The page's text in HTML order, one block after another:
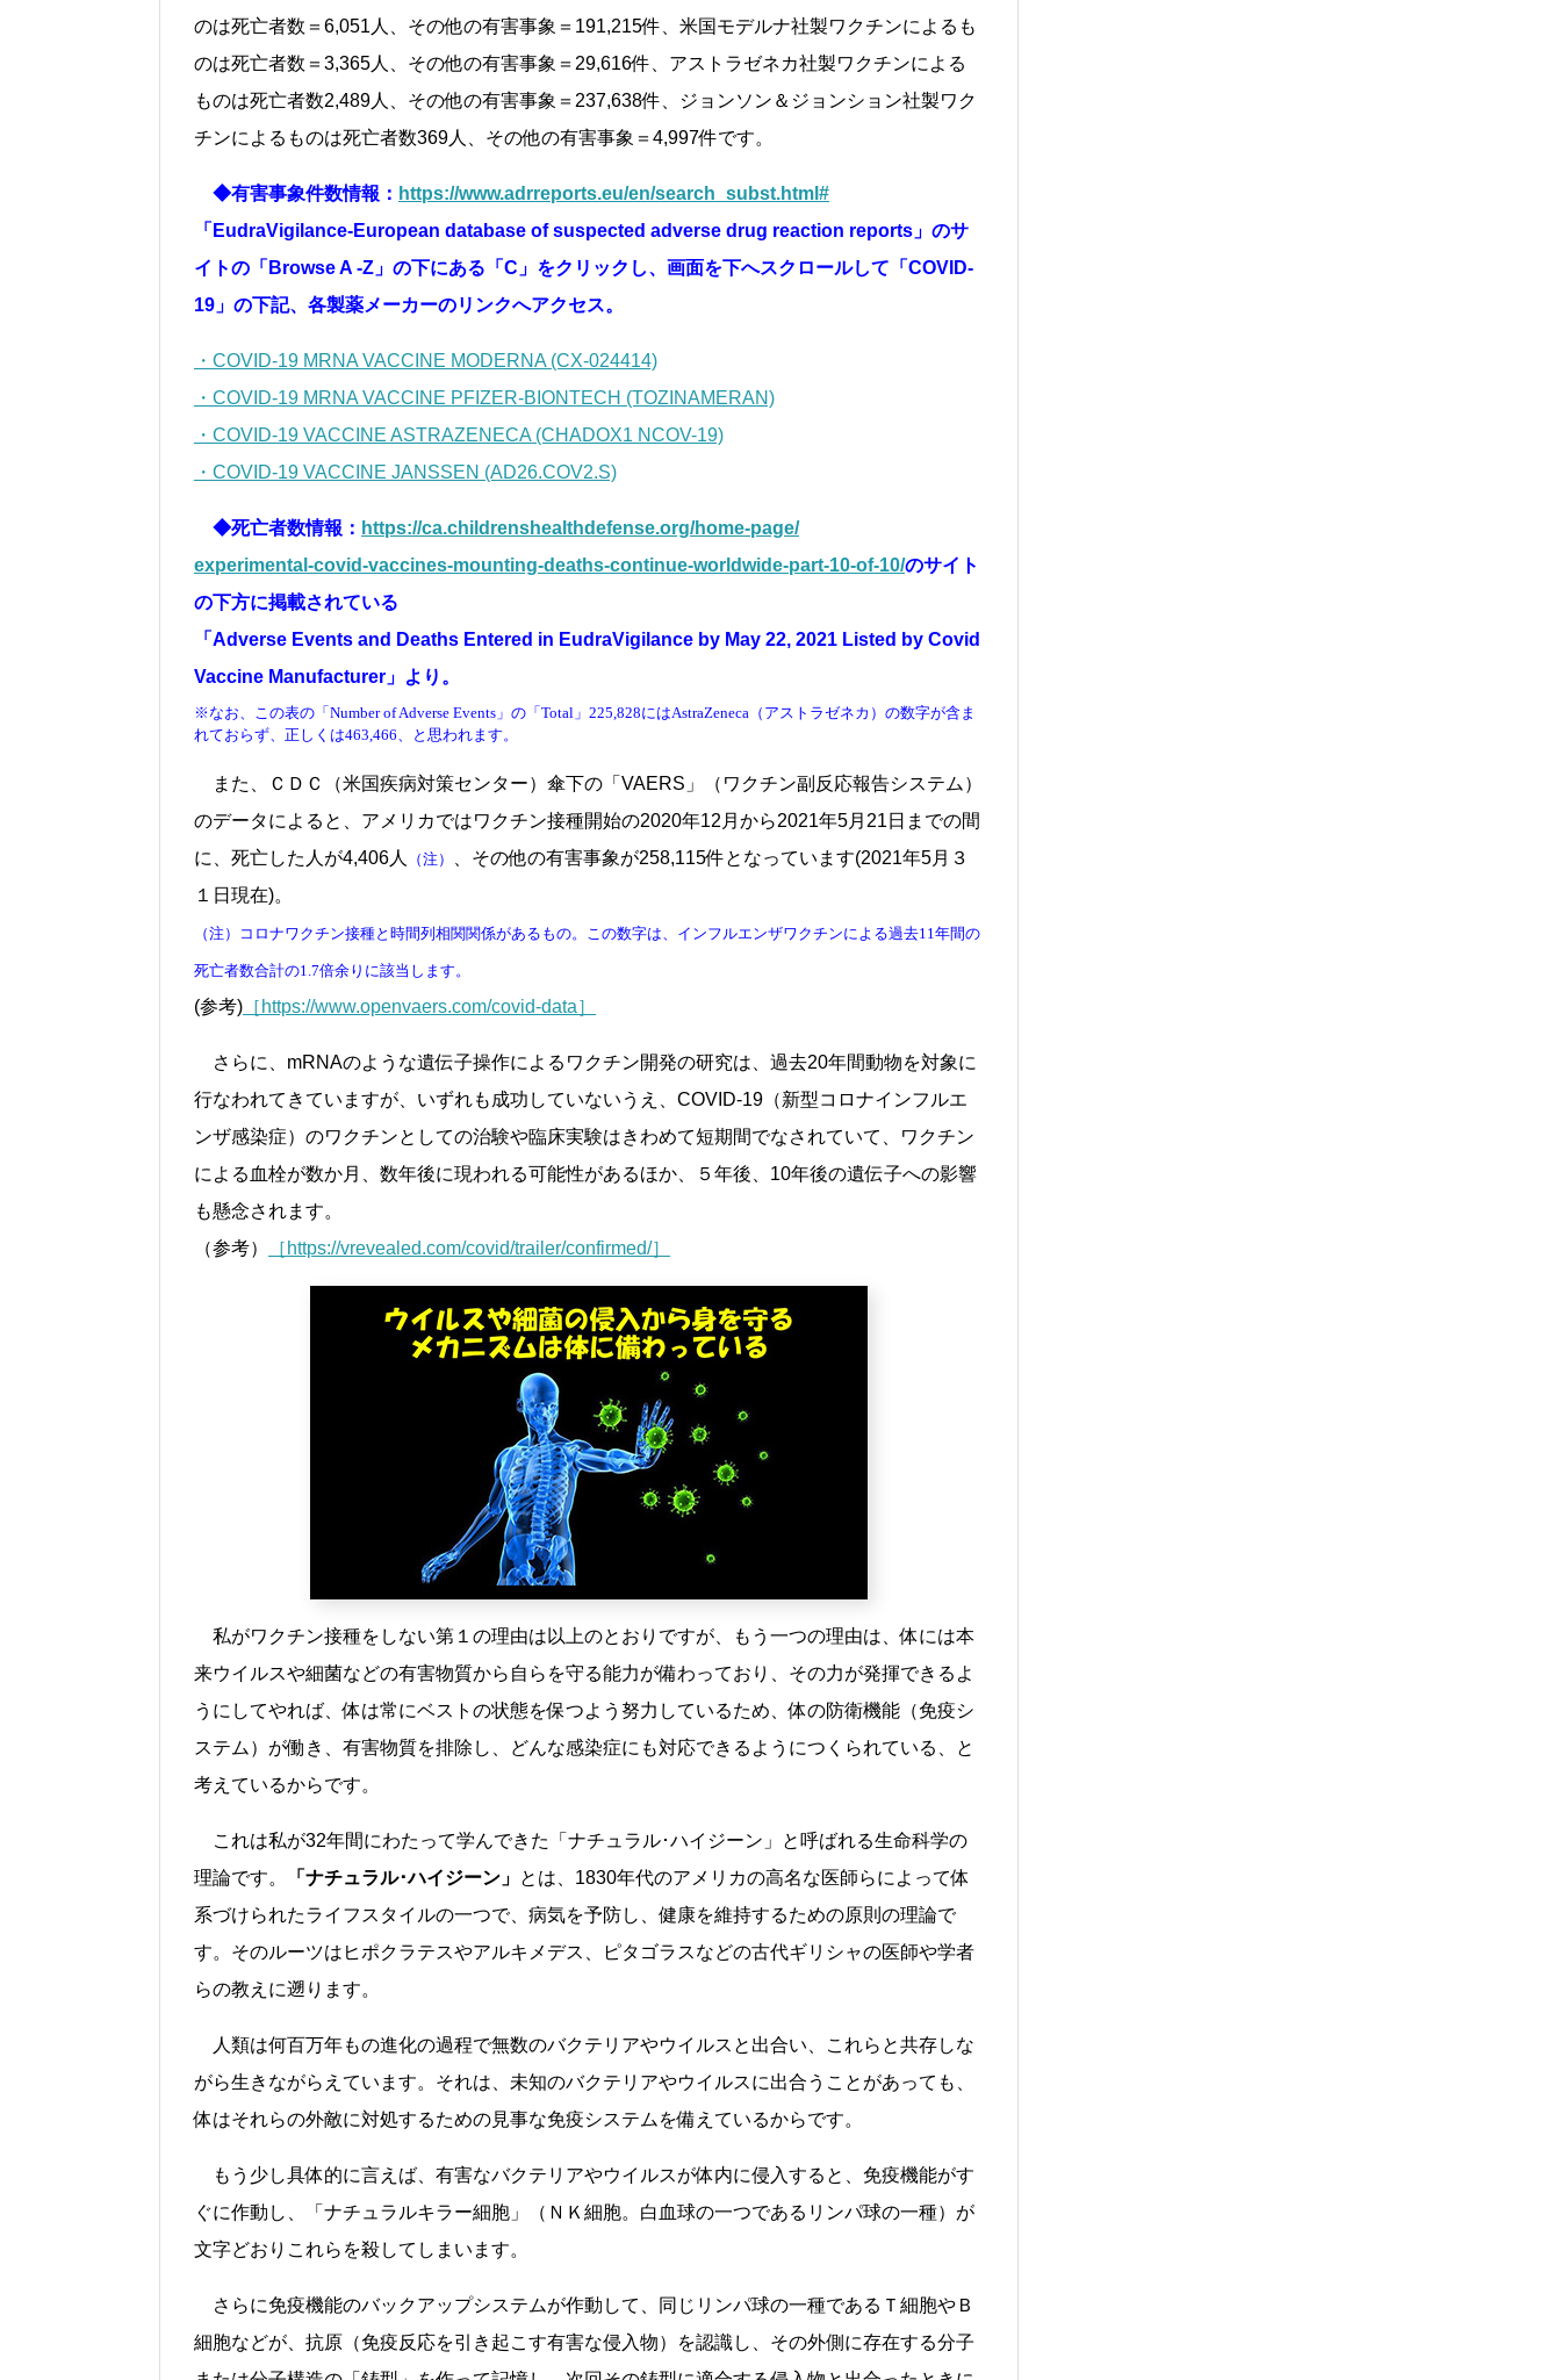
のは死亡者数＝6,051人、その他の有害事象＝191,215件、米国モデルナ社製ワクチンによるも
のは死亡者数＝3,365人、その他の有害事象＝29,616件、アストラゼネカ社製ワクチンによる
ものは死亡者数2,489人、その他の有害事象＝237,638件、ジョンソン＆ジョンション社製ワク
チンによるものは死亡者数369人、その他の有害事象＝4,997件です。
◆有害事象件数情報： https://www.adrreports.eu/en/search_subst.html#
「EudraVigilance-European database of suspected adverse drug reaction reports」のサ
イトの「Browse A -Z」の下にある「C」をクリックし、画面を下へスクロールして「COVID-
19」の下記、各製薬メーカーのリンクへアクセス。
・COVID-19 MRNA VACCINE MODERNA (CX-024414)
・COVID-19 MRNA VACCINE PFIZER-BIONTECH (TOZINAMERAN)
・COVID-19 VACCINE ASTRAZENECA (CHADOX1 NCOV-19)
・COVID-19 VACCINE JANSSEN (AD26.COV2.S)
◆死亡者数情報： https://ca.childrenshealthdefense.org/home-page/
experimental-covid-vaccines-mounting-deaths-continue-worldwide-part-10-of-10/のサイト
の下方に掲載されている
「Adverse Events and Deaths Entered in EudraVigilance by May 22, 2021 Listed by Covid
Vaccine Manufacturer」より。
※なお、この表の「Number of Adverse Events」の「Total」225,828にはAstraZeneca（アストラゼネカ）の数字が含ま
れておらず、正しくは463,466、と思われます。
また、ＣＤＣ（米国疾病対策センター）傘下の「VAERS」（ワクチン副反応報告システム）
のデータによると、アメリカではワクチン接種開始の2020年12月から2021年5月21日までの間
に、死亡した人が4,406人
（注）
、その他の有害事象が258,115件となっています(2021年5月３
１日現在)。
（注）コロナワクチン接種と時間列相関関係があるもの。この数字は、インフルエンザワクチンによる過去11年間の
死亡者数合計の1.7倍余りに該当します。
(参考) ［https://www.openvaers.com/covid-data］
さらに、mRNAのような遺伝子操作によるワクチン開発の研究は、過去20年間動物を対象に
行なわれてきていますが、いずれも成功していないうえ、COVID-19（新型コロナインフルエ
ンザ感染症）のワクチンとしての治験や臨床実験はきわめて短期間でなされていて、ワクチン
による血栓が数か月、数年後に現われる可能性があるほか、５年後、10年後の遺伝子への影響
も懸念されます。
（参考）
［https://vrevealed.com/covid/trailer/confirmed/］
私がワクチン接種をしない第１の理由は以上のとおりですが、もう一つの理由は、体には本
来ウイルスや細菌などの有害物質から自らを守る能力が備わっており、その力が発揮できるよ
うにしてやれば、体は常にベストの状態を保つよう努力しているため、体の防衛機能（免疫シ
ステム）が働き、有害物質を排除し、どんな感染症にも対応できるようにつくられている、と
考えているからです。
これは私が32年間にわたって学んできた「ナチュラル･ハイジーン」と呼ばれる生命科学の
理論です。
「ナチュラル･ハイジーン」 とは、1830年代のアメリカの高名な医師らによって体
系づけられたライフスタイルの一つで、病気を予防し、健康を維持するための原則の理論で
す。そのルーツはヒポクラテスやアルキメデス、ピタゴラスなどの古代ギリシャの医師や学者
らの教えに遡ります。
人類は何百万年もの進化の過程で無数のバクテリアやウイルスと出合い、これらと共存しな
がら生きながらえています。それは、未知のバクテリアやウイルスに出合うことがあっても、
体はそれらの外敵に対処するための見事な免疫システムを備えているからです。
もう少し具体的に言えば、有害なバクテリアやウイルスが体内に侵入すると、免疫機能がす
ぐに作動し、「ナチュラルキラー細胞」（ＮＫ細胞。白血球の一つであるリンパ球の一種）が
文字どおりこれらを殺してしまいます。
さらに免疫機能のバックアップシステムが作動して、同じリンパ球の一種であるＴ細胞やＢ
細胞などが、抗原（免疫反応を引き起こす有害な侵入物）を認識し、その外側に存在する分子